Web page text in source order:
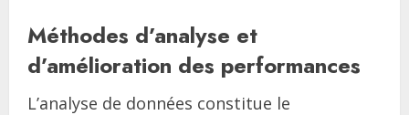
Méthodes d’analyse et
d’amélioration des performances
L’analyse de données constitue le